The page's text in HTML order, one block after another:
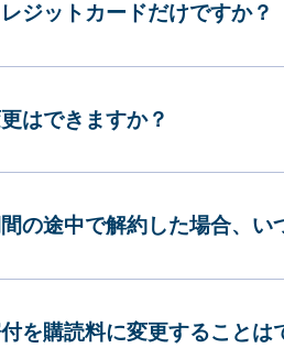
ジットカードだけですか？
はできますか？
の途中で解約した場合、い
を購読料に変更することは